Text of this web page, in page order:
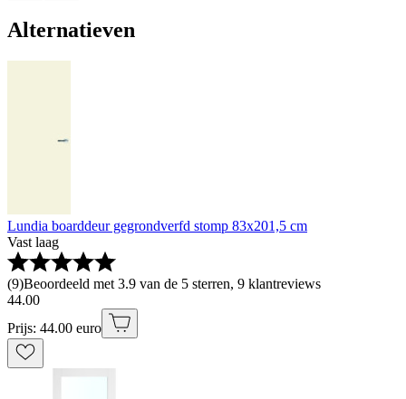
Alternatieven
Lundia boarddeur gegrondverfd stomp 83x201,5 cm
Vast laag
(9)Beoordeeld met 3.9 van de 5 sterren, 9 klantreviews
44.00
Prijs: 44.00 euro